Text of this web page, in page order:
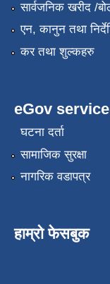
सार्वजनिक खरीद /
एन, कानुन तथा
कर तथा शुल्कहरु
eGov
घटना दर्ता
सामाजिक सुरक्षा
नागरिक वडापत्र
हाम्रो फेसबुक